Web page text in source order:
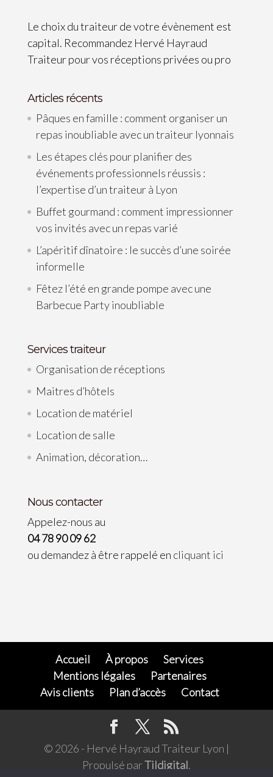
Le choix du traiteur de votre évènement est
capital. Recommandez Hervé Hayraud
Traiteur pour vos réceptions privées ou pro
Articles récents
Pâques en famille : comment organiser un
repas inoubliable avec un traiteur lyonnais
Les étapes clés pour planifier des
événements professionnels réussis :
l’expertise d’un traiteur à Lyon
Buffet gourmand : comment impressionner
vos invités avec un repas varié
L’apéritif dînatoire : le succès d’une soirée
informelle
Fêtez l’été en grande pompe avec une
Barbecue Party inoubliable
Services traiteur
Organisation de réceptions
Maitres d’hôtels
Location de matériel
Location de salle
Animation, décoration…
Nous contacter
Appelez-nous au
04 78 90 09 62
ou demandez à être rappelé en cliquant ici
Accueil À propos
Services
Mentions légales
Partenaires
Avis clients
Plan d’accès Contact
© 2026 - Hervé Hayraud Traiteur Lyon |
Propulsé parTildigital.